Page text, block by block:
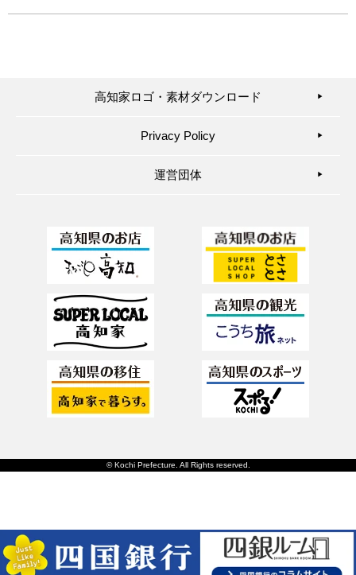
高知家ロゴ・素材ダウンロード ▶︎
Privacy Policy ▶︎
運営団体 ▶︎
© Kochi Prefecture. All Rights reserved.
日本語